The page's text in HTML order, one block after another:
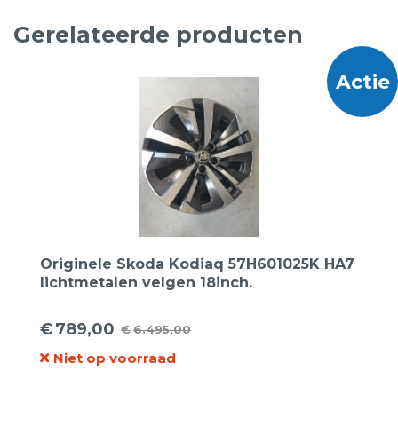
Gerelateerde producten
Actie
Originele Skoda Kodiaq 57H601025K HA7
lichtmetalen velgen 18inch.
€6.495,00
Oorspronkelijke
prijs
€789,00
Huidige
prijs
Niet op voorraad